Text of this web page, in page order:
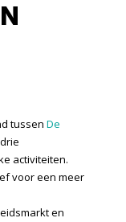
tussen De
activiteiten.
voor een meer
en